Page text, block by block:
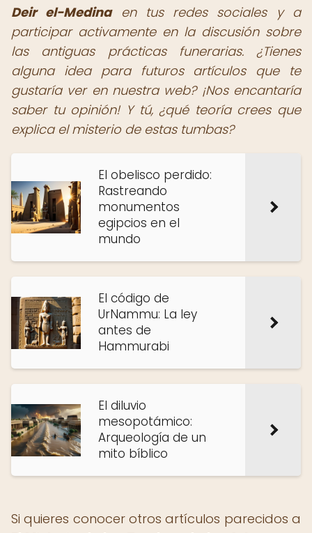
Deir el-Medinaen tus redes sociales y a
participar activamente en la discusión sobre
las antiguas prácticas funerarias. ¿Tienes
alguna idea para futuros artículos que te
gustaría ver en nuestra web? ¡Nos encantaría
saber tu opinión! Y tú, ¿qué teoría crees que
explica el misterio de estas tumbas?
El obelisco perdido:
Rastreando
monumentos
egipcios en el
mundo
El código de
UrNammu: La ley
antes de
Hammurabi
El diluvio
mesopotámico:
Arqueología de un
mito bíblico
Si quieres conocer otros artículos parecidos a